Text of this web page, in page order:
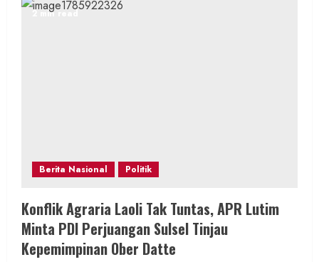
2 min read
Berita Nasional Politik
Konflik Agraria Laoli Tak Tuntas, APR Lutim
Minta PDI Perjuangan Sulsel Tinjau
Kepemimpinan Ober Datte